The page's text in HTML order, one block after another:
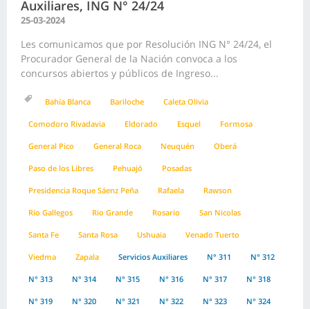
Auxiliares, ING N° 24/24
25-03-2024
Les comunicamos que por Resolución ING N° 24/24, el
Procurador General de la Nación convoca a los
concursos abiertos y públicos de Ingreso...
Bahía Blanca Bariloche Caleta Olivia
Comodoro Rivadavia Eldorado Esquel Formosa
General Pico General Roca Neuquén Oberá
Paso de los Libres Pehuajó Posadas
Presidencia Roque Sáenz Peña Rafaela Rawson
Río Gallegos Rio Grande Rosario San Nicolas
Santa Fe Santa Rosa Ushuaia Venado Tuerto
Viedma Zapala Servicios Auxiliares N° 311 N° 312
N° 313 N° 314 N° 315 N° 316 N° 317 N° 318
N° 319 N° 320 N° 321 N° 322 N° 323 N° 324